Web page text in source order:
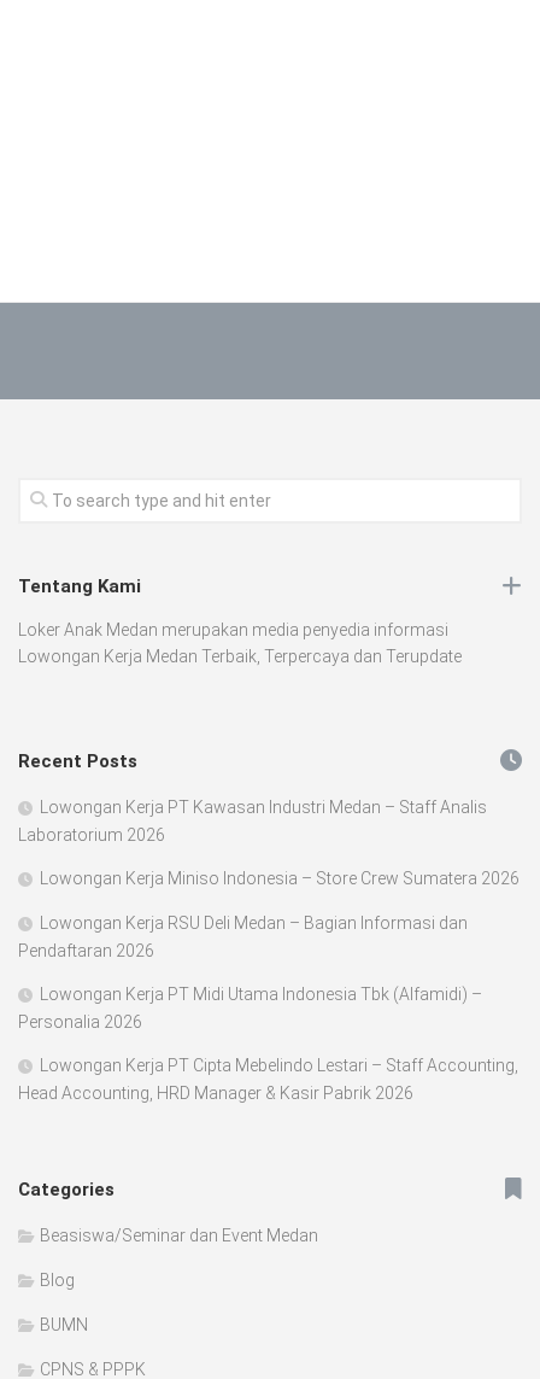
Tentang Kami
Loker Anak Medan merupakan media penyedia informasi
Lowongan Kerja Medan Terbaik, Terpercaya dan Terupdate
Recent Posts
Lowongan Kerja PT Kawasan Industri Medan – Staff Analis
Laboratorium 2026
Lowongan Kerja Miniso Indonesia – Store Crew Sumatera 2026
Lowongan Kerja RSU Deli Medan – Bagian Informasi dan
Pendaftaran 2026
Lowongan Kerja PT Midi Utama Indonesia Tbk (Alfamidi) –
Personalia 2026
Lowongan Kerja PT Cipta Mebelindo Lestari – Staff Accounting,
Head Accounting, HRD Manager & Kasir Pabrik 2026
Categories
Beasiswa/Seminar dan Event Medan
Blog
BUMN
CPNS & PPPK